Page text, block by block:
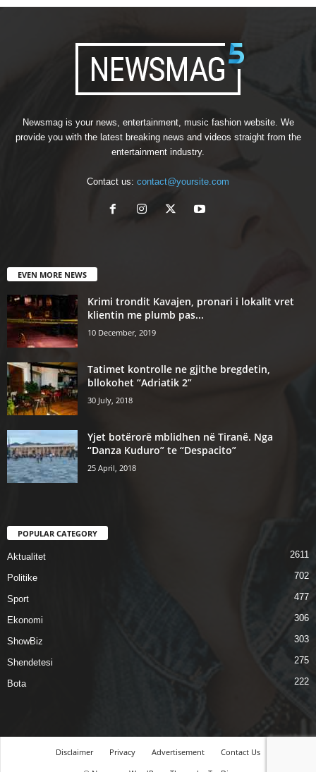
Newsmag is your news, entertainment, music fashion website. We
provide you with the latest breaking news and videos straight from the
entertainment industry.
Contact us: contact@yoursite.com
EVEN MORE NEWS
Krimi trondit Kavajen, pronari i lokalit vret
klientin me plumb pas...
10 December, 2019
Tatimet kontrolle ne gjithe bregdetin,
bllokohet “Adriatik 2”
30 July, 2018
Yjet botërorë mblidhen në Tiranë. Nga
“Danza Kuduro” te “Despacito”
25 April, 2018
POPULAR CATEGORY
Aktualitet 2611
Politike 702
Sport 477
Ekonomi 306
ShowBiz 303
Shendetesi 275
Bota 222
Disclaimer Privacy Advertisement
Contact Us